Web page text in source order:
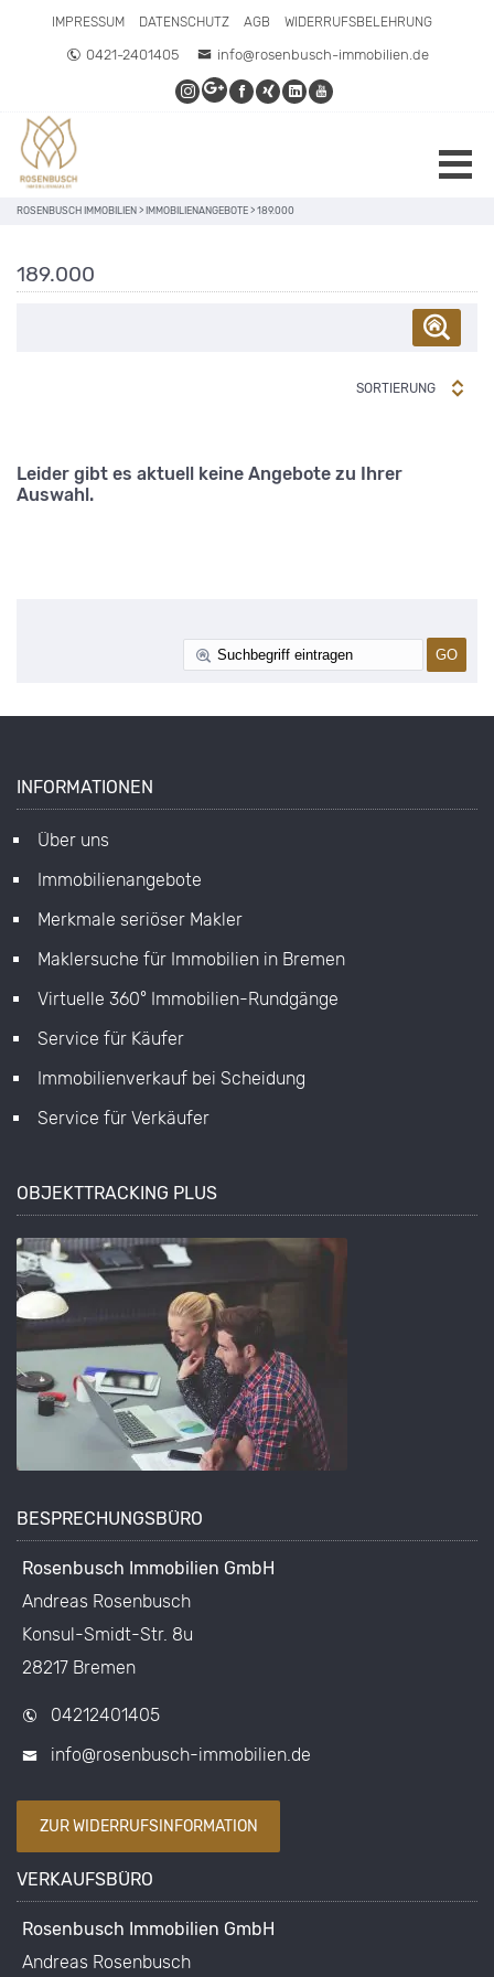
IMPRESSUM DATENSCHUTZ AGB WIDERRUFSBELEHRUNG
0421-2401405 info@rosenbusch-immobilien.de
ROSENBUSCH IMMOBILIEN > IMMOBILIENANGEBOTE > 189.000
189.000
SORTIERUNG
Leider gibt es aktuell keine Angebote zu Ihrer
Auswahl.
INFORMATIONEN
Über uns
Immobilienangebote
Merkmale seriöser Makler
Maklersuche für Immobilien in Bremen
Virtuelle 360° Immobilien-Rundgänge
Service für Käufer
Immobilienverkauf bei Scheidung
Service für Verkäufer
OBJEKTTRACKING PLUS
BESPRECHUNGSBÜRO
Rosenbusch Immobilien GmbH
Andreas Rosenbusch
Konsul-Smidt-Str. 8u
28217 Bremen
04212401405
info@rosenbusch-immobilien.de
ZUR WIDERRUFSINFORMATION
VERKAUFSBÜRO
Rosenbusch Immobilien GmbH
Andreas Rosenbusch